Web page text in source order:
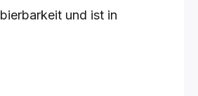
und ist in